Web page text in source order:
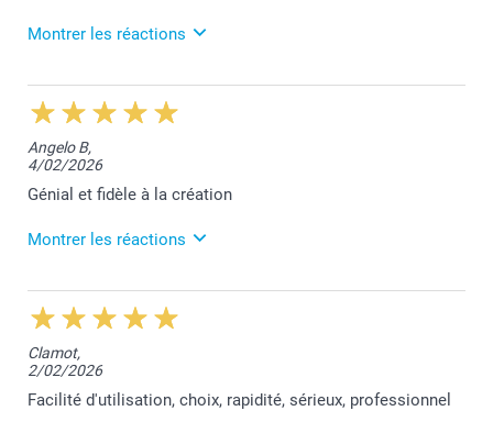
Bien à vous,
Lucie@smartphoto
Montrer les réactions
19/03/2026
11:58
Bonjour Mathilde,
Nous sommes très heureux de vous savoir satisfaite
de nos services.
Bien à vous,
Angelo B,
4/02/2026
Génial et fidèle à la création
Montrer les réactions
3/03/2026
13:04
Nous vous remercions chaleureusement pour votre
excellent commentaire Angelo. Votre satisfaction
est notre plus grande récompense.
L'équipe Smartphoto reste à votre entière
Clamot,
2/02/2026
Facilité d'utilisation, choix, rapidité, sérieux, professionnel